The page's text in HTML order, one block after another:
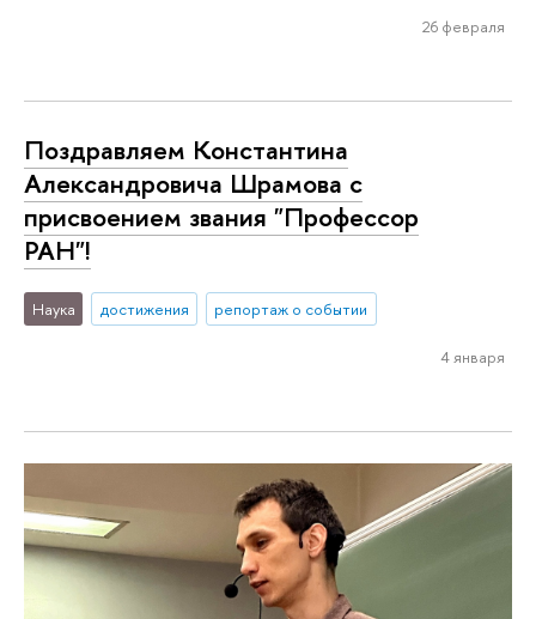
26 февраля
Поздравляем Константина
Александровича Шрамова с
присвоением звания "Профессор
РАН"!
Наука достижения репортаж о событии
4 января